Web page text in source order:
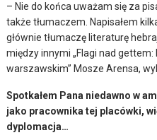
– Nie do końca uważam się za
także tłumaczem. Napisałem
głównie tłumaczę literaturę
między innymi „Flagi nad
warszawskim” Mosze Arensa,
Spotkałem Pana niedawno w
jako pracownika tej placówki,
dyplomacja…